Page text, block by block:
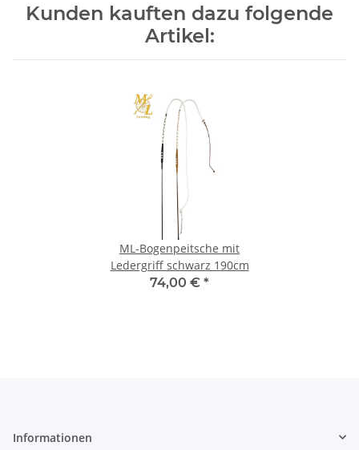
Kunden kauften dazu folgende
Artikel:
ML-Bogenpeitsche mit
Ledergriff schwarz 190cm
74,00 € *
Informationen